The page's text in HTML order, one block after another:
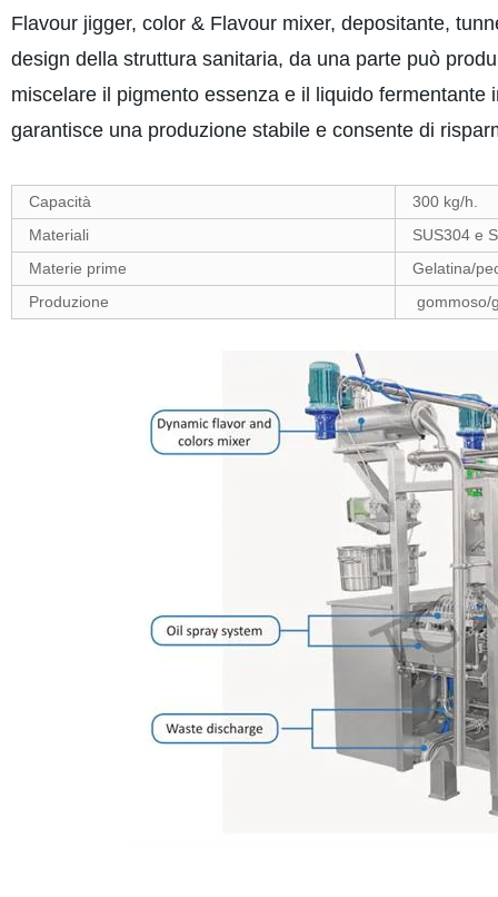
Flavour jigger, color & Flavour mixer, depositante,
design della struttura sanitaria, da una parte può
miscelare il pigmento essenza e il liquido
garantisce una produzione stabile e consente di
Capacità
300 kg/h.
Materiali
SUS304 e
Materie prime
Gelatina/
Produzione